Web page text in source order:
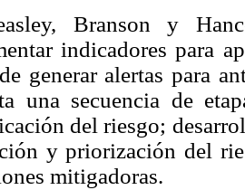
Branson y
indicadores para
generar alertas para
una secuencia de
del riesgo;
y priorización del
mitigadoras.